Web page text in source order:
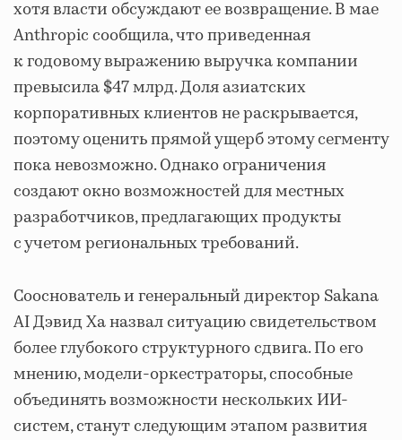
хотя власти обсуждают ее возвращение. В мае
Anthropic сообщила, что приведенная
к годовому выражению выручка компании
превысила $47 млрд. Доля азиатских
корпоративных клиентов не раскрывается,
поэтому оценить прямой ущерб этому сегменту
пока невозможно. Однако ограничения
создают окно возможностей для местных
разработчиков, предлагающих продукты
с учетом региональных требований.
Сооснователь и генеральный директор Sakana
AI Дэвид Ха назвал ситуацию свидетельством
более глубокого структурного сдвига. По его
мнению, модели-оркестраторы, способные
объединять возможности нескольких ИИ-
систем, станут следующим этапом развития